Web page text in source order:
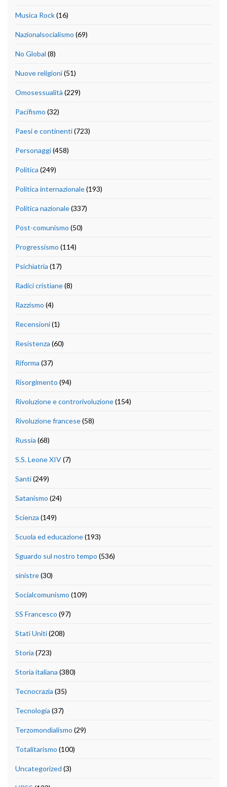
Musica Rock(16)
Nazionalsocialismo (69)
No Global (8)
Nuove religioni(51)
Omosessualità (229)
Pacifismo (32)
Paesi e continenti(723)
Personaggi(458)
Politica (249)
Politica internazionale(193)
Politica nazionale(337)
Post-comunismo (50)
Progressismo (114)
Psichiatria (17)
Radici cristiane(8)
Razzismo (4)
Recensioni(1)
Resistenza (60)
Riforma (37)
Risorgimento (94)
Rivoluzione e controrivoluzione(154)
Rivoluzione francese(58)
Russia (68)
S.S. Leone XIV(7)
Santi(249)
Satanismo (24)
Scienza (149)
Scuola ed educazione(193)
Sguardo sul nostro tempo (536)
sinistre(30)
Socialcomunismo (109)
SS Francesco (97)
Stati Uniti(208)
Storia (723)
Storia italiana (380)
Tecnocrazia (35)
Tecnologia (37)
Terzomondialismo (29)
Totalitarismo (100)
Uncategorized (3)